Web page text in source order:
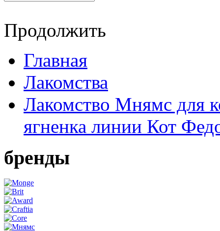
Продолжить
Главная
Лакомства
Лакомство Мнямс для
ягненка линии Кот
бренды